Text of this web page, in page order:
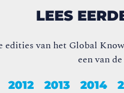
LEES
edities van het Global
een van
2012 2013 2014